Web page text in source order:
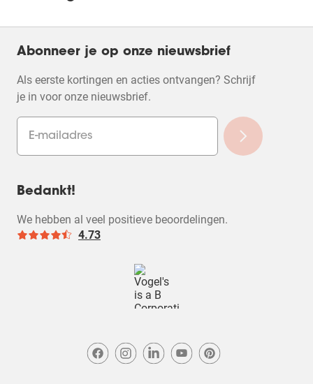
Abonneer je op onze nieuwsbrief
Als eerste kortingen en acties ontvangen? Schrijf
je in voor onze nieuwsbrief.
Bedankt!
We hebben al veel positieve beoordelingen.
4.73